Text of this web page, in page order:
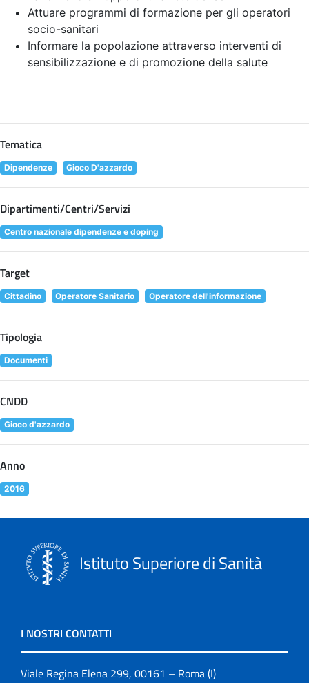
Attuare programmi di formazione per gli operatori
socio-sanitari
Informare la popolazione attraverso interventi di
sensibilizzazione e di promozione della salute
Tematica
Dipendenze Gioco D'azzardo
Dipartimenti/Centri/Servizi
Centro nazionale dipendenze e doping
Target
Cittadino Operatore Sanitario Operatore dell'informazione
Tipologia
Documenti
CNDD
Gioco d'azzardo
Anno
2016
Istituto Superiore di Sanità
I NOSTRI CONTATTI
Viale Regina Elena 299, 00161 – Roma (I)